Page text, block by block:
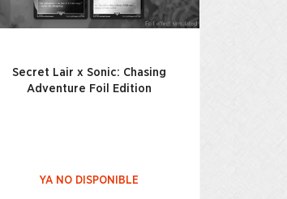
Secret Lair x Sonic: Chasing
Adventure Foil Edition
YA NO DISPONIBLE